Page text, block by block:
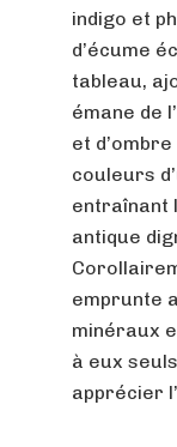
indigo et
d’écume
tableau,
émane de
et
couleurs
entraînant
antique
emprunte
minéraux
à eux
apprécier